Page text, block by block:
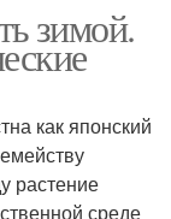
зимой.
как японский
растение
среде